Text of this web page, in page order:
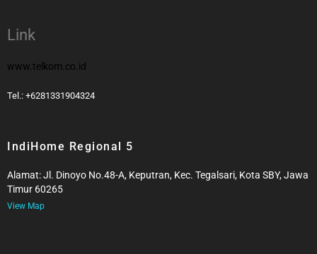
Link
www.telkom.co.id
Tel.: +6281331904324
IndiHome Regional 5
Alamat: Jl. Dinoyo No.48-A, Keputran, Kec. Tegalsari, Kota SBY, Jawa
Timur 60265
View Map